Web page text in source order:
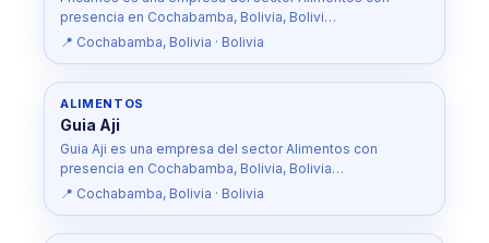
presencia en Cochabamba, Bolivia, Bolivi…
📍 Cochabamba, Bolivia · Bolivia
ALIMENTOS
Guia Aji
Guia Aji es una empresa del sector Alimentos con
presencia en Cochabamba, Bolivia, Bolivia…
📍 Cochabamba, Bolivia · Bolivia